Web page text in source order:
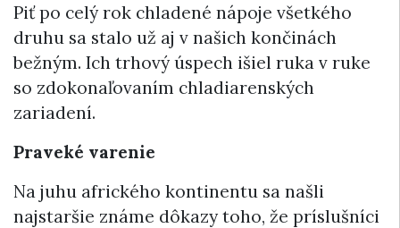
Piť po celý rok chladené nápoje všetkého
druhu sa stalo už aj v našich končinách
bežným. Ich trhový úspech išiel ruka v ruke
so zdokonaľovaním chladiarenských
zariadení.
Praveké varenie
Na juhu afrického kontinentu sa našli
najstaršie známe dôkazy toho, že príslušníci